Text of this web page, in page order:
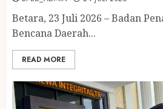
Betara, 23 Juli 2026 – Badan
Bencana Daerah...
READ MORE